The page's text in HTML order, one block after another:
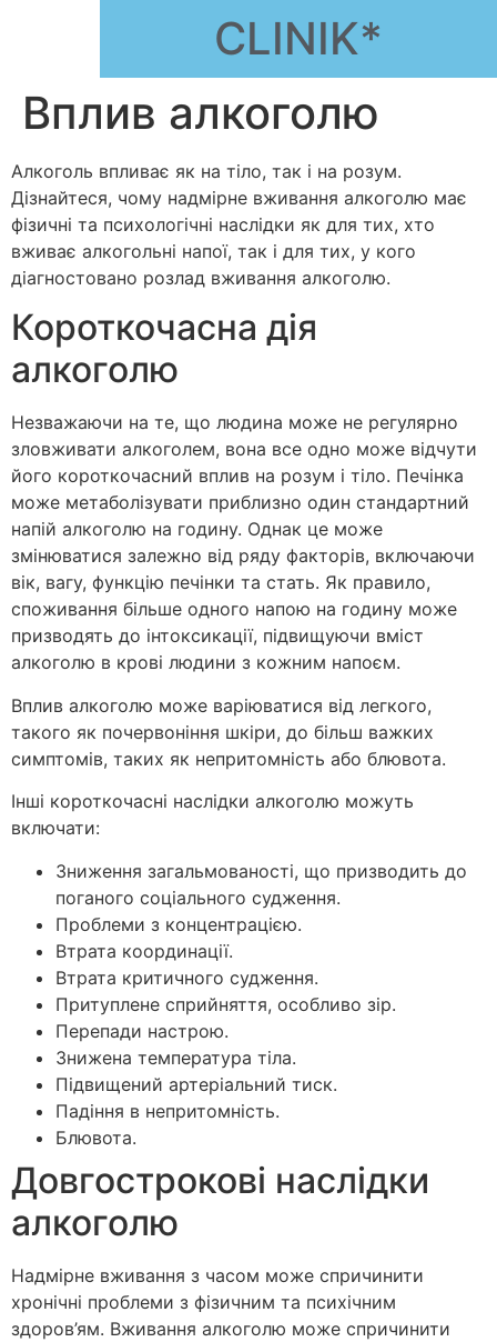
CLINIK*
Вплив алкоголю
Алкоголь впливає як на тіло, так і на розум.
Дізнайтеся, чому надмірне вживання алкоголю має
фізичні та психологічні наслідки як для тих, хто
вживає алкогольні напої, так і для тих, у кого
діагностовано розлад вживання алкоголю.
Короткочасна дія
алкоголю
Незважаючи на те, що людина може не регулярно
зловживати алкоголем, вона все одно може відчути
його короткочасний вплив на розум і тіло. Печінка
може метаболізувати приблизно один стандартний
напій алкоголю на годину. Однак це може
змінюватися залежно від ряду факторів, включаючи
вік, вагу, функцію печінки та стать. Як правило,
споживання більше одного напою на годину може
призводять до інтоксикації, підвищуючи вміст
алкоголю в крові людини з кожним напоєм.
Вплив алкоголю може варіюватися від легкого,
такого як почервоніння шкіри, до більш важких
симптомів, таких як непритомність або блювота.
Інші короткочасні наслідки алкоголю можуть
включати:
Зниження загальмованості, що призводить до
поганого соціального судження.
Проблеми з концентрацією.
Втрата координації.
Втрата критичного судження.
Притуплене сприйняття, особливо зір.
Перепади настрою.
Знижена температура тіла.
Підвищений артеріальний тиск.
Падіння в непритомність.
Блювота.
Довгострокові наслідки
алкоголю
Надмірне вживання з часом може спричинити
хронічні проблеми з фізичним та психічним
здоров’ям. Вживання алкоголю може спричинити